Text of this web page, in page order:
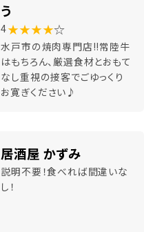
う
4★★★★☆
水戸市の焼肉専門店!!常陸牛
はもちろん、厳選食材とおもて
なし重視の接客でごゆっくり
お寛ぎください♪
居酒屋 かずみ
説明不要！食べれば間違いな
し！